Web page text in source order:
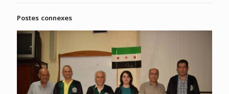
Postes connexes